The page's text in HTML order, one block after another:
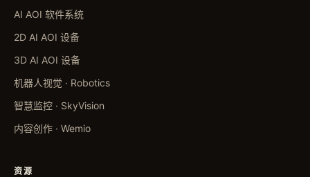
AI AOI 软件系统
2D AI AOI 设备
3D AI AOI 设备
机器人视觉 · Robotics
智慧监控 · SkyVision
内容创作 · Wemio
资源